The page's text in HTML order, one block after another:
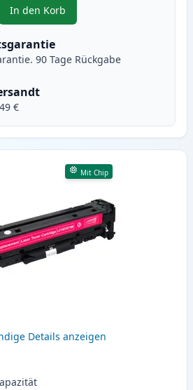
um anzupassen
In den Korb
, Canon 718 (2661B002AA) cyan
90 Tage Rückgabe
€
Mit Chip
Details anzeigen